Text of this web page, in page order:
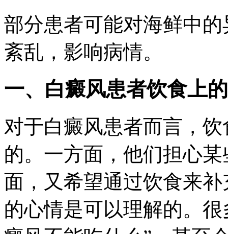
部分患者可能对海鲜中
紊乱，影响病情。
一、白癜风患者饮食上
对于白癜风患者而言，
的。一方面，他们担心
面，又希望通过饮食来
的心情是可以理解的。